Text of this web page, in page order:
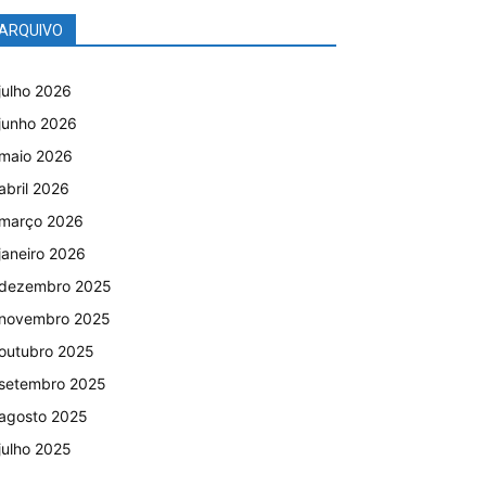
2026
2026
2026
2026
2026
2026
2025
2025
2025
2025
2025
2025